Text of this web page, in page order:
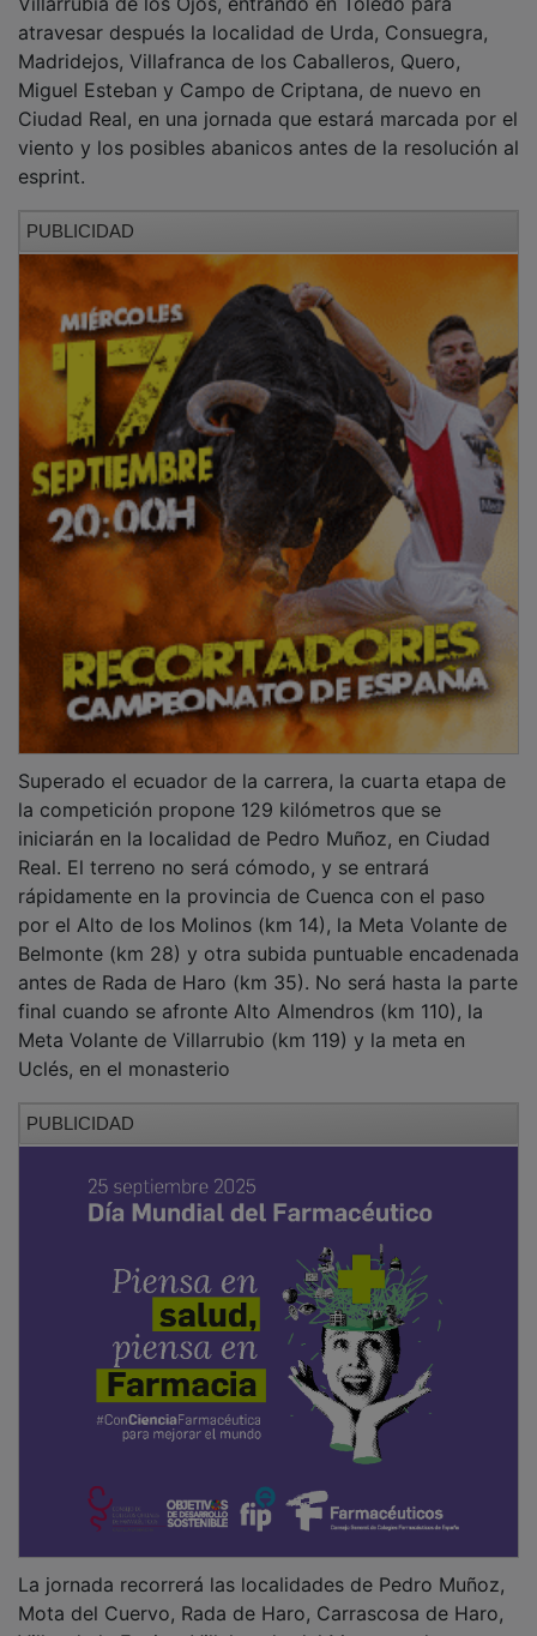
atravesar después la localidad de Urda, Consuegra,
Madridejos, Villafranca de los Caballeros, Quero,
Miguel Esteban y Campo de Criptana, de nuevo en
Ciudad Real, en una jornada que estará marcada por el
viento y los posibles abanicos antes de la resolución al
esprint.
la competición propone 129 kilómetros que se
iniciarán en la localidad de Pedro Muñoz, en Ciudad
Real. El terreno no será cómodo, y se entrará
rápidamente en la provincia de Cuenca con el paso
por el Alto de los Molinos (km 14), la Meta Volante de
Belmonte (km 28) y otra subida puntuable encadenada
antes de Rada de Haro (km 35). No será hasta la parte
final cuando se afronte Alto Almendros (km 110), la
Meta Volante de Villarrubio (km 119) y la meta en
Uclés, en el monasterio
Mota del Cuervo, Rada de Haro, Carrascosa de Haro,
Villar de la Encina, Villalgordo del Marquesado,